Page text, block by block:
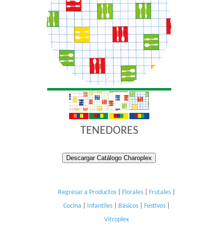
TENEDORES
Descargar Catálogo Charoplex
Regresar a Productos| Florales| Frutales|
Cocina
Infantiles| Básicos| Festivos|
Vitroplex